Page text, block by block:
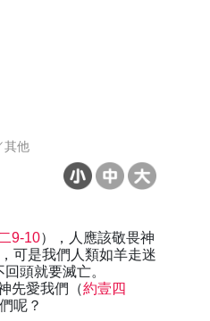
其他
9-10），人應該敬畏神
可是我們人類如羊走迷
回頭就要滅亡。
先愛我們（約壹四
呢？